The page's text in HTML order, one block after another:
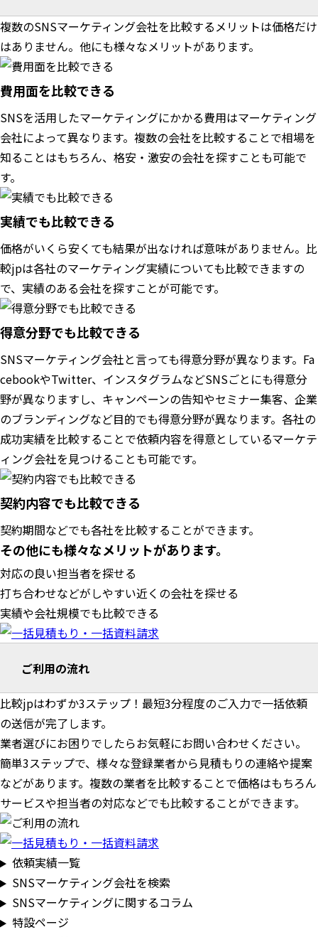
複数のSNSマーケティング会社を比較するメリットは価格だけ
はありません。他にも様々なメリットがあります。
費用面を比較できる
SNSを活用したマーケティングにかかる費用はマーケティング
会社によって異なります。複数の会社を比較することで相場を
知ることはもちろん、格安・激安の会社を探すことも可能で
す。
実績でも比較できる
価格がいくら安くても結果が出なければ意味がありません。比
較jpは各社のマーケティング実績についても比較できますの
で、実績のある会社を探すことが可能です。
得意分野でも比較できる
SNSマーケティング会社と言っても得意分野が異なります。Fa
cebookやTwitter、インスタグラムなどSNSごとにも得意分
野が異なりますし、キャンペーンの告知やセミナー集客、企業
のブランディングなど目的でも得意分野が異なります。各社の
成功実績を比較することで依頼内容を得意としているマーケテ
ィング会社を見つけることも可能です。
契約内容でも比較できる
契約期間などでも各社を比較することができます。
その他にも様々なメリットがあります。
対応の良い担当者を探せる
打ち合わせなどがしやすい近くの会社を探せる
実績や会社規模でも比較できる
ご利用の流れ
比較jpはわずか3ステップ！最短3分程度のご入力で一括依頼
の送信が完了します。
業者選びにお困りでしたらお気軽にお問い合わせください。
簡単3ステップで、様々な登録業者から見積もりの連絡や提案
などがあります。複数の業者を比較することで価格はもちろん
サービスや担当者の対応などでも比較することができます。
依頼実績一覧
SNSマーケティング会社を検索
SNSマーケティングに関するコラム
特設ページ